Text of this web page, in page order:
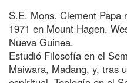
S.E. Mons. Clement Papa
1971 en Mount Hagen,
Nueva Guinea.
Estudió Filosofía en el
Maiwara, Madang, y, tras